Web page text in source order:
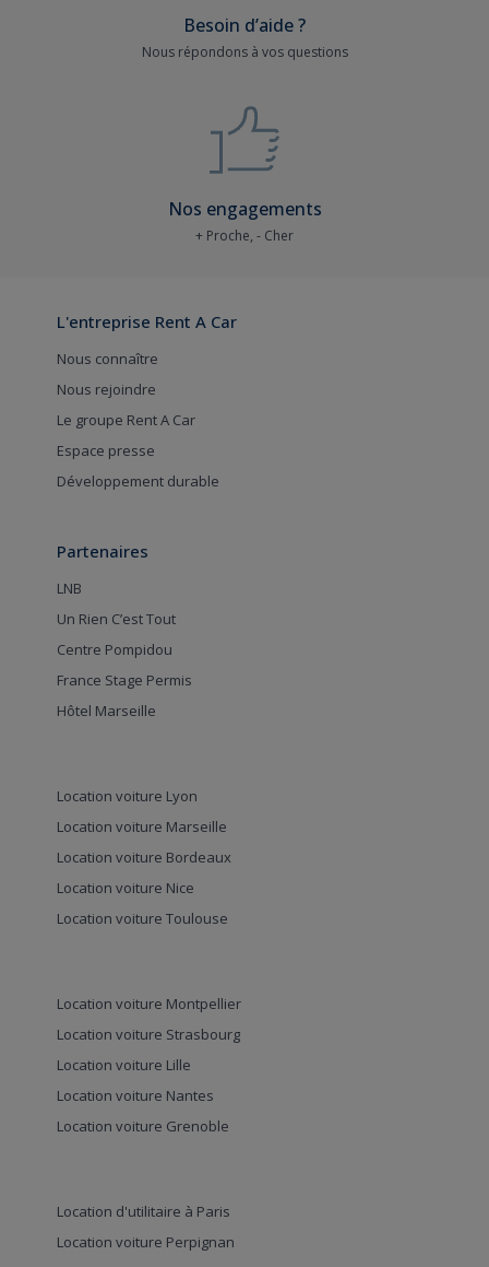
Besoin d’aide ?
Nous répondons à vos questions
Nos engagements
+ Proche, - Cher
L'entreprise Rent A Car
Nous connaître
Nous rejoindre
Le groupe Rent A Car
Espace presse
Développement durable
Partenaires
LNB
Un Rien C’est Tout
Centre Pompidou
France Stage Permis
Hôtel Marseille
Location voiture Lyon
Location voiture Marseille
Location voiture Bordeaux
Location voiture Nice
Location voiture Toulouse
Location voiture Montpellier
Location voiture Strasbourg
Location voiture Lille
Location voiture Nantes
Location voiture Grenoble
Location d'utilitaire à Paris
Location voiture Perpignan